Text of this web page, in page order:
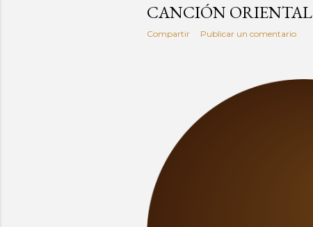
CANCIÓN ORIENTAL
Compartir Publicar un comentario